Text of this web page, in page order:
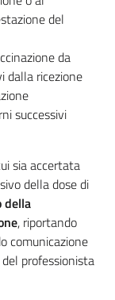
del
da
dalla ricezione
successivi
sia accertata
della dose di
della
, riportando
comunicazione
professionista